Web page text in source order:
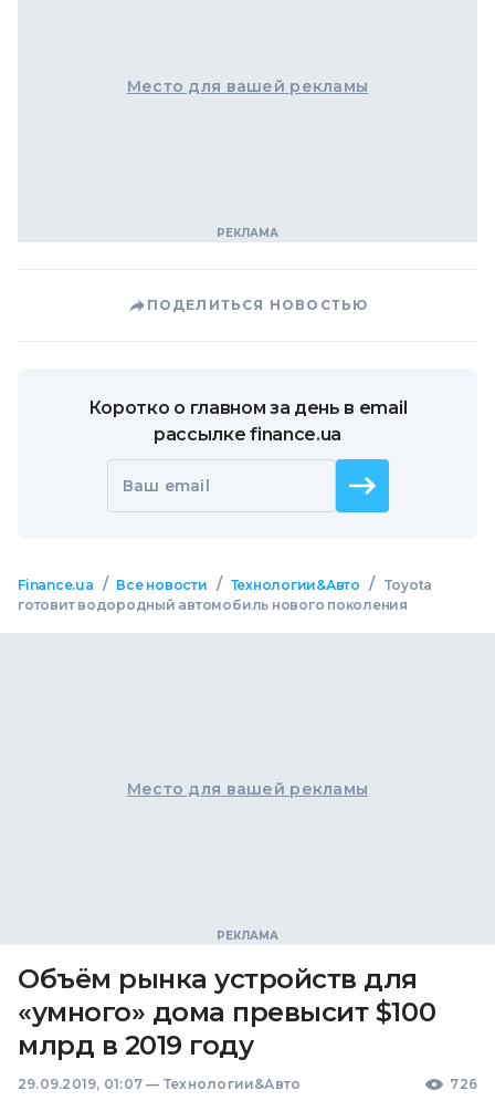
Место для вашей рекламы
ПОДЕЛИТЬСЯ НОВОСТЬЮ
Коротко о главном за день в email
рассылке finance.ua
Ваш email
Finance.ua / Все новости / Технологии&Авто /
Toyota
готовит водородный автомобиль нового поколения
Место для вашей рекламы
Объём рынка устройств для
«умного» дома превысит $100
млрд в 2019 году
29.09.2019, 01:07 — Технологии&Авто 726